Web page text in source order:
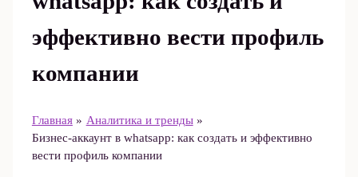
эффективно вести профиль
компании
Главная
Аналитика и тренды
Бизнес-аккаунт в whatsapp: как создать и эффективно
вести профиль компании